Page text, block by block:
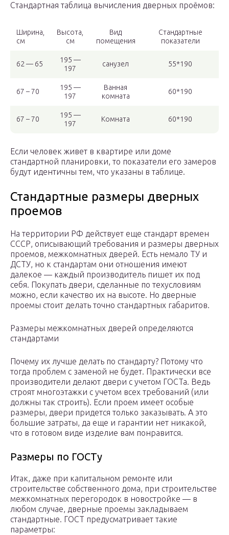
Стандартная таблица вычисления дверных проёмов:
Ширина,
см
Высота,
см
Вид
помещения
Стандартные
показатели
62 — 65
195 —
197
санузел 55*190
67 – 70
195 —
197
Ванная
комната
60*190
67 – 70
195 —
197
Комната 60*190
Если человек живет в квартире или доме
стандартной планировки, то показатели его замеров
будут идентичны тем, что указаны в таблице.
Стандартные размеры дверных
проемов
На территории РФ действует еще стандарт времен
СССР, описывающий требования и размеры дверных
проемов, межкомнатных дверей. Есть немало ТУ и
ДСТУ, но к стандартам они отношения имеют
далекое — каждый производитель пишет их под
себя. Покупать двери, сделанные по техусловиям
можно, если качество их на высоте. Но дверные
проемы стоит делать точно стандартных габаритов.
Размеры межкомнатных дверей определяются
стандартами
Почему их лучше делать по стандарту? Потому что
тогда проблем с заменой не будет. Практически все
производители делают двери с учетом ГОСТа. Ведь
строят многоэтажки с учетом всех требований (или
должны так строить). Если проем имеет особые
размеры, двери придется только заказывать. А это
большие затраты, да еще и гарантии нет никакой,
что в готовом виде изделие вам понравится.
Размеры по ГОСТу
Итак, даже при капитальном ремонте или
строительстве собственного дома, при строительстве
межкомнатных перегородок в новостройке — в
любом случае, дверные проемы закладываем
стандартные. ГОСТ предусматривает такие
параметры: